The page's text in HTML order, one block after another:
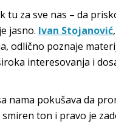
za sve nas – da
jasno. Ivan Stojanović
odlično poznaje
interesovanja i
nama pokušava da
ton i pravo je